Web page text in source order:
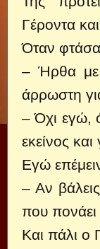
Γέροντα
Όταν
– Ήρθα με
άρρωστη
– Όχι εγώ,
εκείνος
Εγώ
– Αν
που
Και πάλι ο